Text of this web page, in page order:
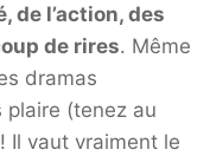
de l’action, des
de rires. Même
dramas
plaire (tenez au
Il vaut vraiment le